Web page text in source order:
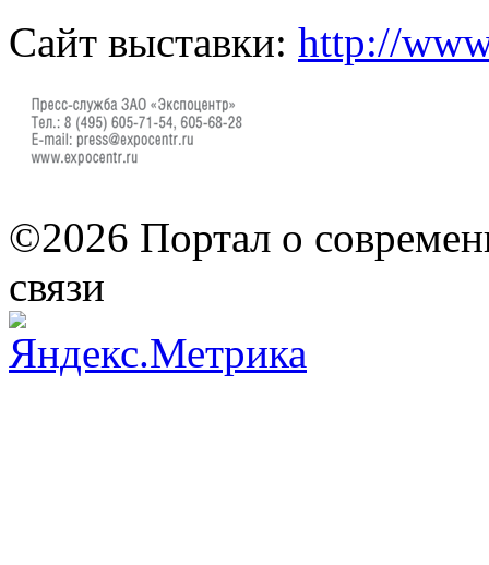
Сайт выставки: http://
©2026 Портал о
связи